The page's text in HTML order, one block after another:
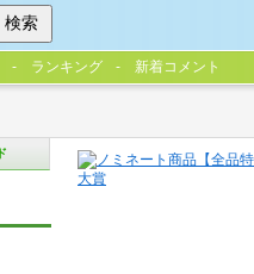
ランキング 新着コメント